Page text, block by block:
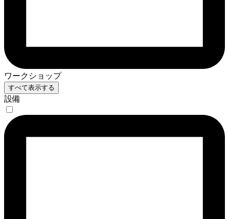
ワークショップ
すべて表示する
設備